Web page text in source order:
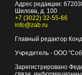
Адрес редакции:
Шилова, д. 100
+7 (3022) 32-55-66
info@zab.ru
Главный редактор
Учредитель - ООО
Зарегистрировано